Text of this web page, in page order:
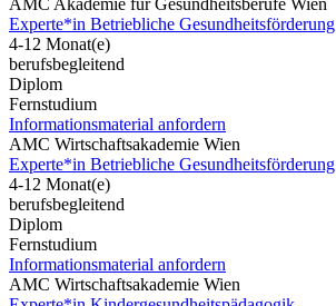
AMC Akademie für Gesundheitsberufe Wien
Experte*in Betriebliche Gesundheitsförderung
4-12 Monat(e)
berufsbegleitend
Diplom
Fernstudium
Informationsmaterial anfordern
AMC Wirtschaftsakademie Wien
Experte*in Betriebliche Gesundheitsförderung
4-12 Monat(e)
berufsbegleitend
Diplom
Fernstudium
Informationsmaterial anfordern
AMC Wirtschaftsakademie Wien